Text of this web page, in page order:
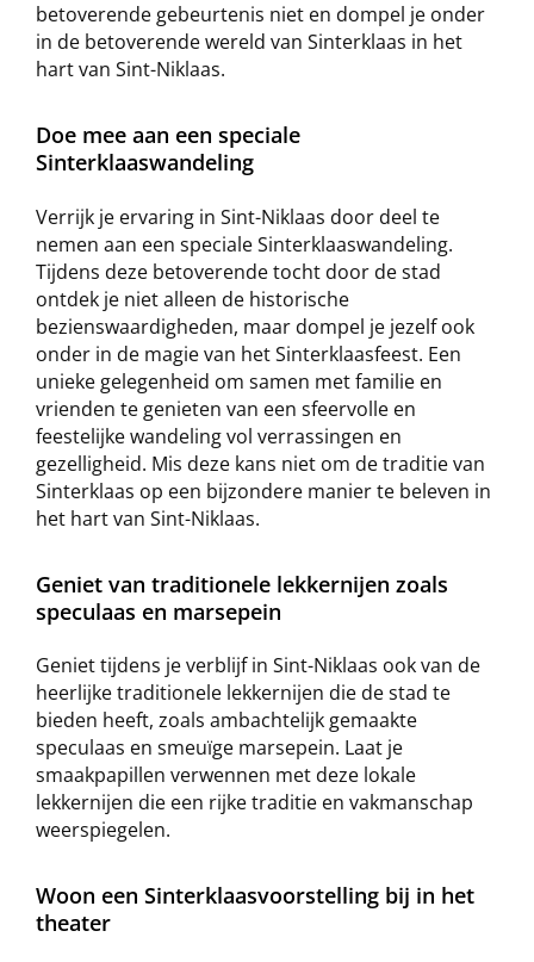
betoverende gebeurtenis niet en dompel je onder
in de betoverende wereld van Sinterklaas in het
hart van Sint-Niklaas.
Doe mee aan een speciale
Sinterklaaswandeling
Verrijk je ervaring in Sint-Niklaas door deel te
nemen aan een speciale Sinterklaaswandeling.
Tijdens deze betoverende tocht door de stad
ontdek je niet alleen de historische
bezienswaardigheden, maar dompel je jezelf ook
onder in de magie van het Sinterklaasfeest. Een
unieke gelegenheid om samen met familie en
vrienden te genieten van een sfeervolle en
feestelijke wandeling vol verrassingen en
gezelligheid. Mis deze kans niet om de traditie van
Sinterklaas op een bijzondere manier te beleven in
het hart van Sint-Niklaas.
Geniet van traditionele lekkernijen zoals
speculaas en marsepein
Geniet tijdens je verblijf in Sint-Niklaas ook van de
heerlijke traditionele lekkernijen die de stad te
bieden heeft, zoals ambachtelijk gemaakte
speculaas en smeuïge marsepein. Laat je
smaakpapillen verwennen met deze lokale
lekkernijen die een rijke traditie en vakmanschap
weerspiegelen.
Woon een Sinterklaasvoorstelling bij in het
theater